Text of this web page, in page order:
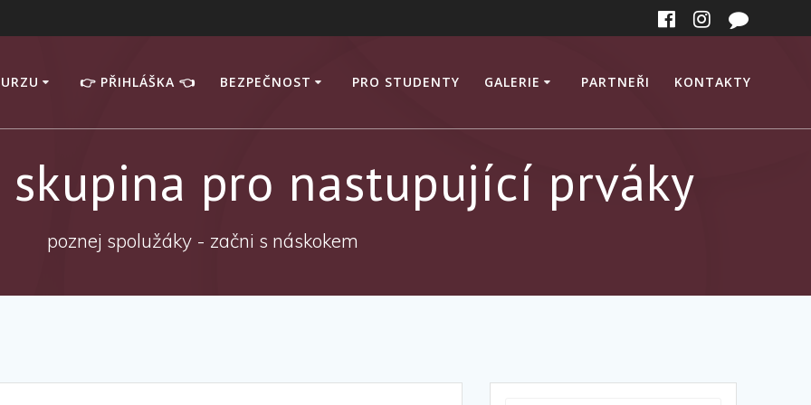
👉 PŘIHLÁŠKA 👈 BEZPEČNOST PRO STUDENTY GALERIE PARTNEŘI KONTAKTY
skupina pro nastupující prváky
poznej spolužáky - začni s náskokem